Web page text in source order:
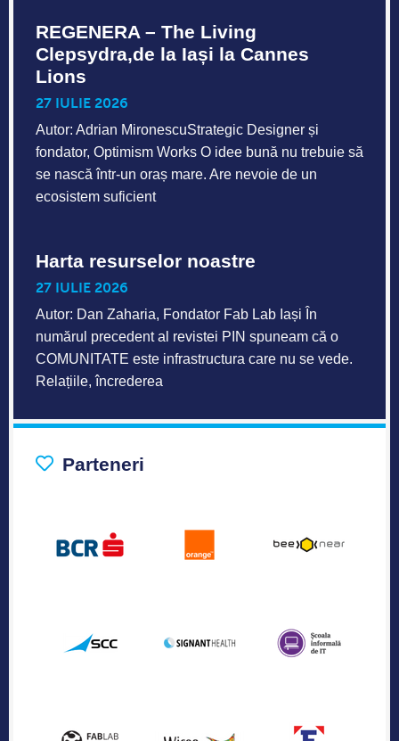
REGENERA – The Living
Clepsydra,de la Iași la Cannes
Lions
27 IULIE 2026
Autor: Adrian MironescuStrategic Designer și
fondator, Optimism Works O idee bună nu trebuie să
se nască într-un oraș mare. Are nevoie de un
ecosistem suficient
Harta resurselor noastre
27 IULIE 2026
Autor: Dan Zaharia, Fondator Fab Lab Iași În
numărul precedent al revistei PIN spuneam că o
COMUNITATE este infrastructura care nu se vede.
Relațiile, încrederea
Parteneri